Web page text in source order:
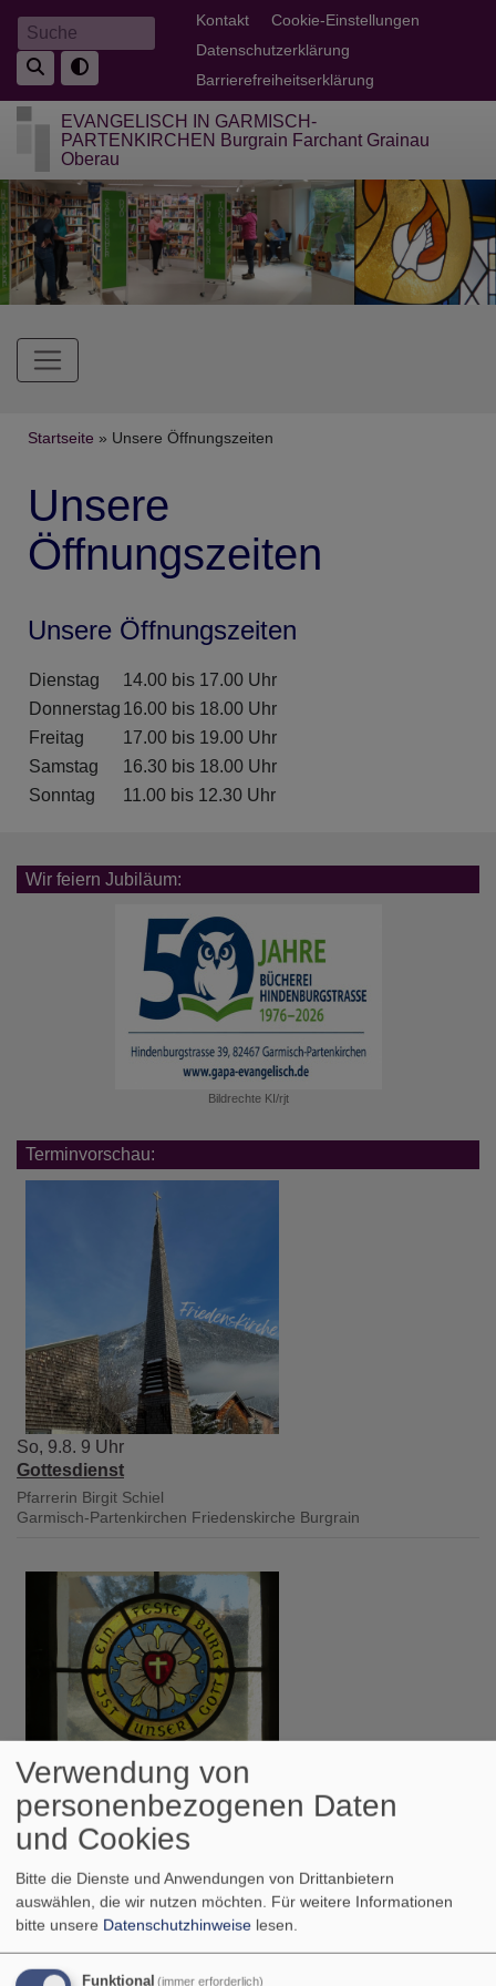
Direkt
zum
Inhalt
Suche Fußbereichsmenü
Kontakt
Cookie-Einstellungen
Datenschutzerklärung
Barrierefreiheitserklärung
EVANGELISCH IN GARMISCH-
PARTENKIRCHEN Burgrain Farchant Grainau
Oberau
Hauptnavigation
Breadcrumb
Startseite Unsere Öffnungszeiten
Unsere
Öffnungszeiten
Unsere Öffnungszeiten
Dienstag
14.00 bis 17.00 Uhr
Donnerstag 16.00 bis 18.00 Uhr
Freitag
17.00 bis 19.00 Uhr
Samstag
16.30 bis 18.00 Uhr
Sonntag
11.00 bis 12.30 Uhr
Wir feiern Jubiläum:
Bildrechte KI/rjt
Terminvorschau:
So, 9.8. 9 Uhr
Gottesdienst
Pfarrerin Birgit Schiel
Garmisch-Partenkirchen Friedenskirche Burgrain
So, 9.8. 9 Uhr
Gottesdienst
Pfarrer Gottfried von Segnitz
Garmisch-Partenkirchen
Verwendung von
personenbezogenen Daten
und Cookies
Bitte die Dienste und Anwendungen von Drittanbietern
auswählen, die wir nutzen möchten. Für weitere Informationen
bitte unsere Datenschutzhinweise lesen.
Funktional (immer erforderlich)